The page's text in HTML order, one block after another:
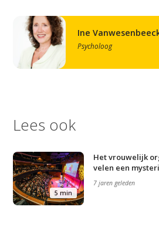
Ine
Psycholoog
Lees ook
5 min
Het vrouwelijk
velen een
7 jaren geleden